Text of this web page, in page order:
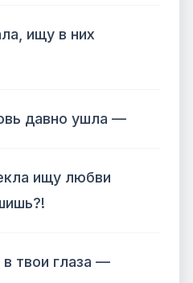
ищу в них
давно ушла —
ищу любви
твои глаза —